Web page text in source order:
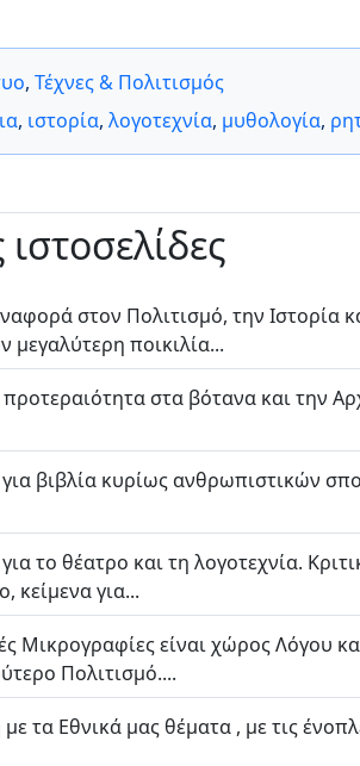
, Τέχνες & Πολιτισμός
, ιστορία, λογοτεχνία, μυθολογία,
στον Πολιτισμό, την Ιστορία
μεγαλύτερη ποικιλία...
στα βότανα και την
βιβλία κυρίως ανθρωπιστικών
το θέατρο και τη λογοτεχνία.
κείμενα για...
Μικρογραφίες είναι χώρος Λόγου
Πολιτισμό....
με τα Εθνικά μας θέματα , με τις